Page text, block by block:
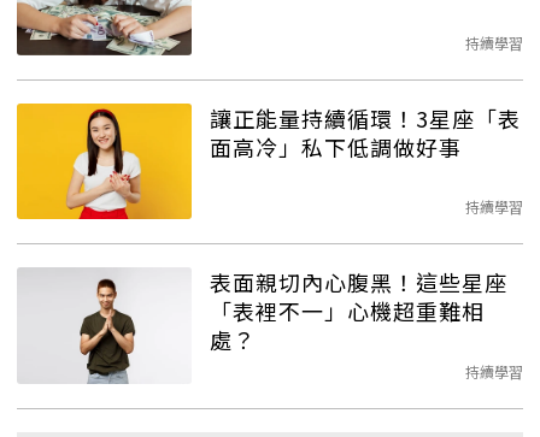
持續學習
讓正能量持續循環！3星座「表
面高冷」私下低調做好事
持續學習
表面親切內心腹黑！這些星座
「表裡不一」心機超重難相
處？
持續學習